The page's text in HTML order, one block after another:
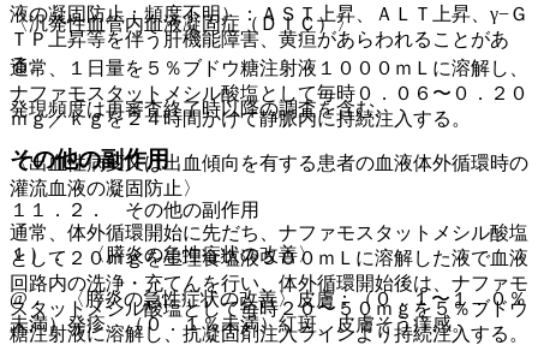
液の凝固防止：頻度不明）：ＡＳＴ上昇、ＡＬＴ上昇、γ−Ｇ
ＴＰ上昇等を伴う肝機能障害、黄疸があらわれることがあ
る。
発現頻度は再審査終了時以降の調査を含む。
その他の副作用
１１．２． その他の副作用
１）． 〈膵炎の急性症状の改善〉
@． 〈膵炎の急性症状の改善〉皮膚：（０．１〜１．０％
未満）発疹、（０．１％未満）紅斑、皮膚そう痒感。
〈汎発性血管内血液凝固症（ＤＩＣ）〉
通常、１日量を５％ブドウ糖注射液１０００ｍＬに溶解し、
ナファモスタットメシル酸塩として毎時０．０６〜０．２０
ｍｇ／ｋｇを２４時間かけて静脈内に持続注入する。
〈出血性病変又は出血傾向を有する患者の血液体外循環時の
灌流血液の凝固防止〉
通常、体外循環開始に先だち、ナファモスタットメシル酸塩
として２０ｍｇを生理食塩液５００ｍＬに溶解した液で血液
回路内の洗浄・充てんを行い、体外循環開始後は、ナファモ
スタットメシル酸塩として毎時２０〜５０ｍｇを５％ブドウ
糖注射液に溶解し、抗凝固剤注入ラインより持続注入する。